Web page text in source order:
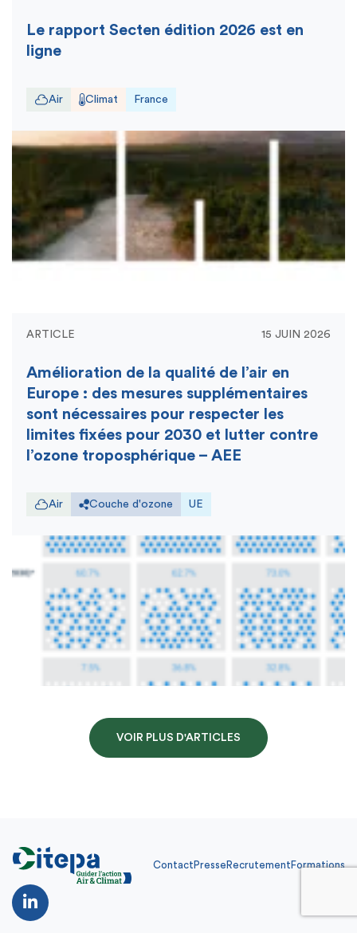
Le rapport Secten édition 2026 est en
ligne
Air Climat France
ARTICLE 15 JUIN 2026
Amélioration de la qualité de l’air en
Europe : des mesures supplémentaires
sont nécessaires pour respecter les
limites fixées pour 2030 et lutter contre
l’ozone troposphérique – AEE
Air Couche d'ozone UE
VOIR PLUS D'ARTICLES
Contact Presse Recrutement Formations